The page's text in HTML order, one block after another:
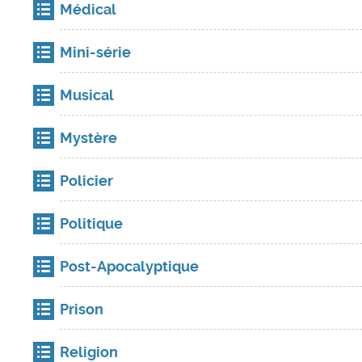
Médical
Mini-série
Musical
Mystère
Policier
Politique
Post-Apocalyptique
Prison
Religion